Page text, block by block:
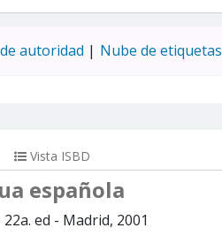
autoridad Nube de etiquetas
Vista ISBD
española
ed - Madrid, 2001